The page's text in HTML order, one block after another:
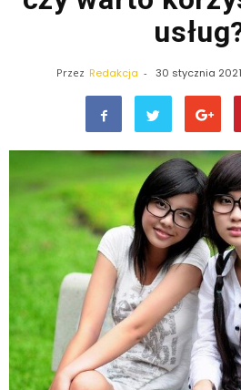
Przez Redakcja - 30 stycznia 2021